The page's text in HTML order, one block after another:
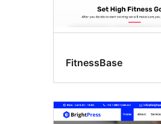
FitnessBase